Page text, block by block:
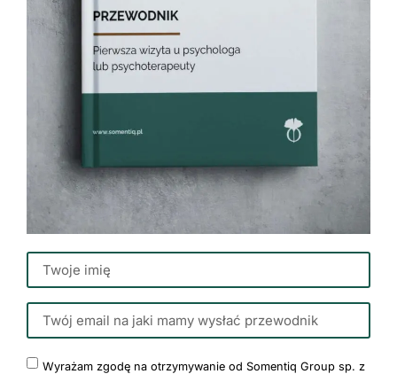
Wyrażam zgodę na otrzymywanie od Somentiq Group sp. z